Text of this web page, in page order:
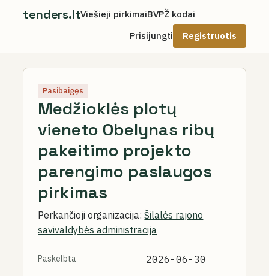
tenders.ltViešieji pirkimaiBVPŽ kodai
Prisijungti
Registruotis
Pasibaigęs
Medžioklės plotų
vieneto Obelynas ribų
pakeitimo projekto
parengimo paslaugos
pirkimas
Perkančioji organizacija:Šilalės rajono
savivaldybės administracija
Paskelbta 2026-06-30